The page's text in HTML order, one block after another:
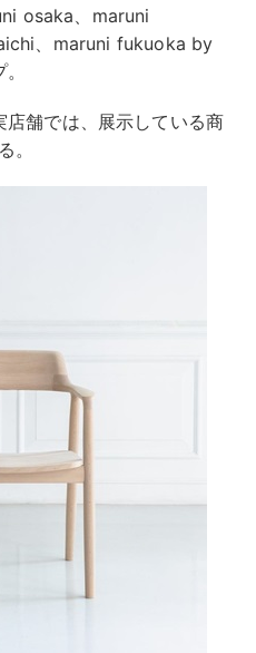
osaka、maruni
、maruni fukuoka by
舗では、展示している商
。